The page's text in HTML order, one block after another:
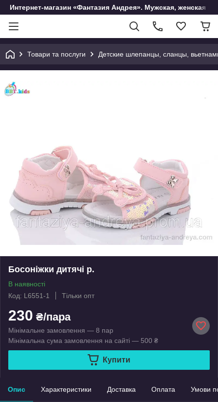
Интернет-магазин «Фантазия Андрея». Мужская, женская и
Товари та послуги Детские шлепанцы, сланцы,
Босоніжки дитячі р.
В наявності
Код: L6551-1
Тільки опт
230 ₴/пара
Мінімальне замовлення — 8 пар
Мінімальна сума замовлення на сайті — 500 ₴
Купити
Опис Характеристики Доставка Оплата Умови